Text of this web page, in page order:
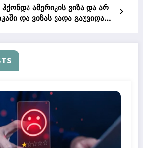
ამერიკის ვიზა და არ
და ვიზას ვადა გაუვიდა